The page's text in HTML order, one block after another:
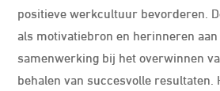
positieve werkcultuur bevorderen.
als motivatiebron en herinneren
samenwerking bij het overwinnen
behalen van succesvolle resultaten.